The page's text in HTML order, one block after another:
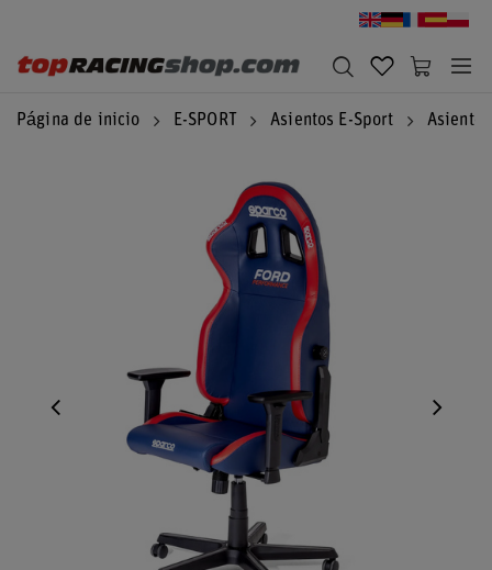
Página de inicio E-SPORT Asientos E-Sport